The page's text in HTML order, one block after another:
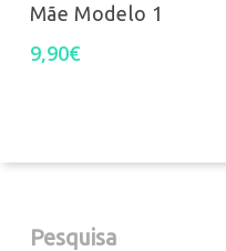
Mãe Modelo 1
9,90€
Pesquisa